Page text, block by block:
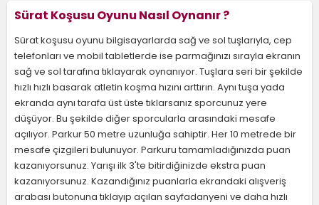
Sürat Koşusu Oyunu Nasıl Oynanır ?
Sürat koşusu oyunu bilgisayarlarda sağ ve sol tuşlarıyla, cep
telefonları ve mobil tabletlerde ise parmağınızı sırayla ekranın
sağ ve sol tarafına tıklayarak oynanıyor. Tuşlara seri bir şekilde
hızlı hızlı basarak atletin koşma hızını arttırın. Aynı tuşa yada
ekranda aynı tarafa üst üste tıklarsanız sporcunuz yere
düşüyor. Bu şekilde diğer sporcularla arasındaki mesafe
açılıyor. Parkur 50 metre uzunluğa sahiptir. Her 10 metrede bir
mesafe çizgileri bulunuyor. Parkuru tamamladığınızda puan
kazanıyorsunuz. Yarışı ilk 3'te bitirdiğinizde ekstra puan
kazanıyorsunuz. Kazandığınız puanlarla ekrandaki alışveriş
arabası butonuna tıklayıp açılan sayfadanyeni ve daha hızlı